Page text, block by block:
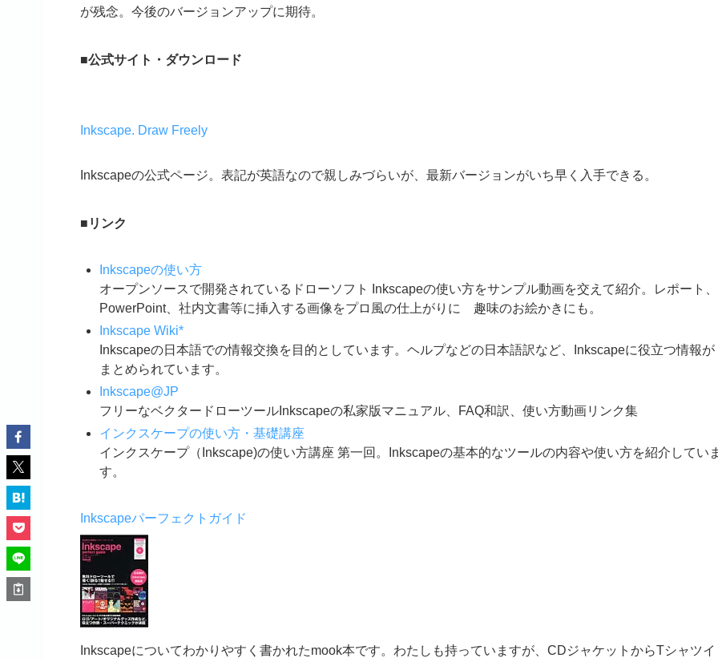
が残念。今後のバージョンアップに期待。
■公式サイト・ダウンロード
Inkscape. Draw Freely
Inkscapeの公式ページ。表記が英語なので親しみづらいが、最新バージョンがいち早く入手できる。
■リンク
Inkscapeの使い方
オープンソースで開発されているドローソフト Inkscapeの使い方をサンプル動画を交えて紹介。レポート、
PowerPoint、社内文書等に挿入する画像をプロ風の仕上がりに 趣味のお絵かきにも。
Inkscape Wiki*
Inkscapeの日本語での情報交換を目的としています。ヘルプなどの日本語訳など、Inkscapeに役立つ情報が
まとめられています。
Inkscape@JP
フリーなベクタードローツールInkscapeの私家版マニュアル、FAQ和訳、使い方動画リンク集
インクスケープの使い方・基礎講座
インクスケープ（Inkscape)の使い方講座 第一回。Inkscapeの基本的なツールの内容や使い方を紹介してい
す。
Inkscapeパーフェクトガイド
Inkscapeについてわかりやすく書かれたmook本です。わたしも持っていますが、CDジャケットからTシャツイ